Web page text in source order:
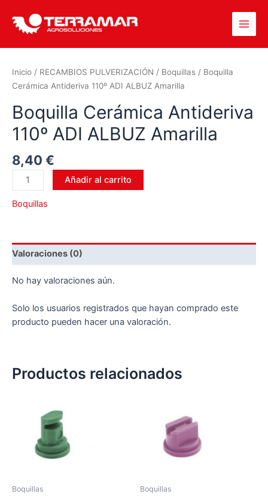
Inicio / RECAMBIOS PULVERIZACIÓN / Boquillas / Boquilla
Cerámica Antideriva 110º ADI ALBUZ Amarilla
Boquilla Cerámica Antideriva
110º ADI ALBUZ Amarilla
8,40 €
Añadir al carrito
Boquillas
Valoraciones (0)
No hay valoraciones aún.
Solo los usuarios registrados que hayan comprado este
producto pueden hacer una valoración.
Productos relacionados
Boquillas Boquillas